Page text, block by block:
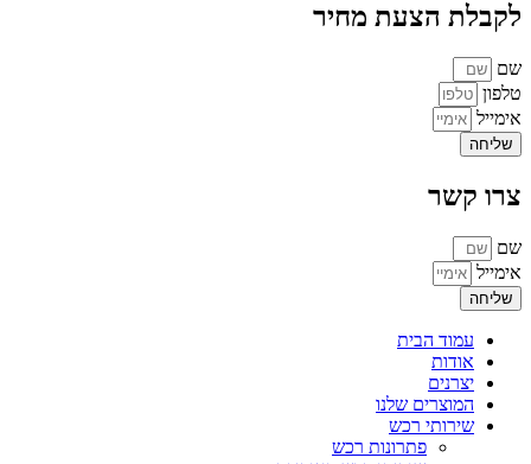
לקבלת הצעת מחיר
שם
טלפון
אימייל
שליחה
צרו קשר
שם
אימייל
שליחה
עמוד הבית
אודות
יצרנים
המוצרים שלנו
שירותי רכש
פתרונות רכש